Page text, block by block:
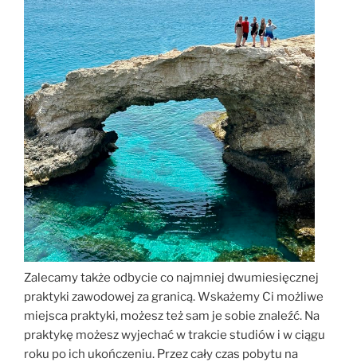
Zalecamy także odbycie co najmniej dwumiesięcznej
praktyki zawodowej za granicą. Wskażemy Ci możliwe
miejsca praktyki, możesz też sam je sobie znaleźć. Na
praktykę możesz wyjechać w trakcie studiów i w ciągu
roku po ich ukończeniu. Przez cały czas pobytu na